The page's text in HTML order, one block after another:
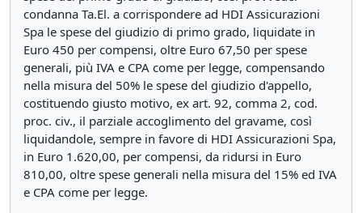
condanna Ta.El. a corrispondere ad HDI Assicurazioni
Spa le spese del giudizio di primo grado, liquidate in
Euro 450 per compensi, oltre Euro 67,50 per spese
generali, più IVA e CPA come per legge, compensando
nella misura del 50% le spese del giudizio d'appello,
costituendo giusto motivo, ex art. 92, comma 2, cod.
proc. civ., il parziale accoglimento del gravame, così
liquidandole, sempre in favore di HDI Assicurazioni Spa,
in Euro 1.620,00, per compensi, da ridursi in Euro
810,00, oltre spese generali nella misura del 15% ed IVA
e CPA come per legge.